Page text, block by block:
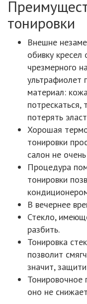
тонировки
Внешне
обивку кресел
чрезмерного
ультрафиолет
материал:
потрескаться,
потерять
Хорошая
тонировки
салон не
Процедура
тонировки
В вечернее
Стекло,
разбить.
Тонировка
позволит
значит,
Тонировочное
оно не